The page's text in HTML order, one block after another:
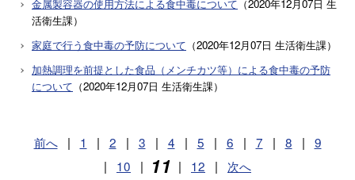
金属製容器の使用方法による食中毒について （2020年12月07日 生
活衛生課）
家庭で行う食中毒の予防について （2020年12月07日 生活衛生課）
加熱調理を前提とした食品（メンチカツ等）による食中毒の予防
について （2020年12月07日 生活衛生課）
前へ | 1 | 2 | 3 | 4 | 5 | 6 | 7 | 8 | 9
|
10 | 11 | 12 | 次へ